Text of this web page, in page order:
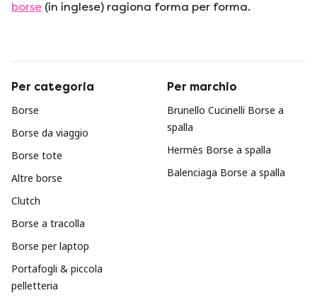
borse (in inglese) ragiona forma per forma.
Per categoria
Borse
Borse da viaggio
Borse tote
Altre borse
Clutch
Borse a tracolla
Borse per laptop
Portafogli & piccola
pelletteria
Per marchio
Brunello Cucinelli Borse a
spalla
Hermès Borse a spalla
Balenciaga Borse a spalla